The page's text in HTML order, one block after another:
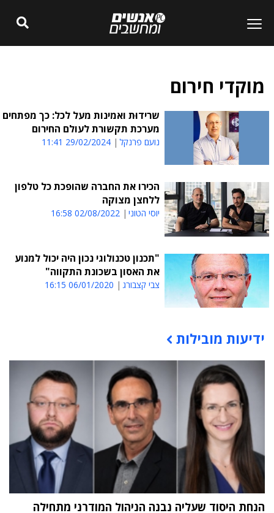
מוקדי חירום
שרידוּת ואמינות מעל לכל: כך מפתחים
מערכת תקשורת לעולם החירום
נועם פרנקל 29/02/2024 11:41
הכירו את החברה שהופכת כל טלפון
ללחצן מצוקה
יוסי הטוני 02/08/2022 16:58
"תכנון טכנולוגי נכון היה יכול למנוע
את האסון בשכונת התקווה"
צבי קצבורג 06/01/2020 16:15
תוכן פרסומי
ידיעות מובילות
הנחת היסוד שעליה נבנה הניהול המודרני מתחילה